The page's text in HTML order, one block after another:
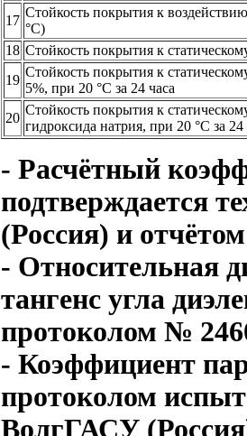
17
Стойкость покрытия к
°С)
18 Стойкость покрытия к
19
Стойкость покрытия к
5%, при 20 °С за 24 часа
20
Стойкость покрытия к
гидроксида натрия, при 20 °С за 24
- Расчётный
подтверждается
(Россия) и
- Относительная
тангенс угла
протоколом №
- Коэффициент
протоколом
ВолгГАСУ